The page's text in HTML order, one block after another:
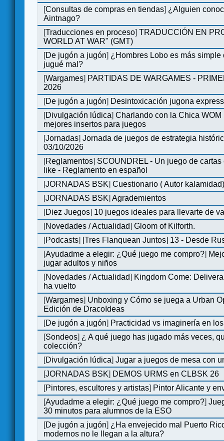
[Consultas de compras en tiendas] ¿Alguien
Aintnago?
[Traducciones en proceso]TRADUCCIÓN EN
WORLD AT WAR" (GMT)
[De jugón a jugón] ¿Hombres Lobo es más simple
jugué mal?
[Wargames] PARTIDAS DE WARGAMES -
2026
[De jugón a jugón] Desintoxicación jugona express
[Divulgación lúdica]Charlando con la Chica WOM
mejores insertos para juegos
[Jornadas]Jornada de juegos de estrategia
03/10/2026
[Reglamentos] SCOUNDREL - Un juego de
like - Reglamento en español
[JORNADAS BSK]Cuestionario ( Autor
[JORNADAS BSK]Agrademientos
[Diez Juegos] 10 juegos ideales para llevarte de
[Novedades / Actualidad]Gloom of Kilforth.
[Podcasts] [Tres Flanquean Juntos] 13 - Desde
[Ayudadme a elegir: ¿Qué juego me compro?]
jugar adultos y niños
[Novedades / Actualidad] Kingdom Come:
ha vuelto
[Wargames] Unboxing y Cómo se juega a Urban
Edición de DracoIdeas
[De jugón a jugón] Practicidad vs imaginería en
[Sondeos] ¿ A qué juego has jugado más veces,
colección?
[Divulgación lúdica]Jugar a juegos de mesa con
[JORNADAS BSK] DEMOS URMS en CLBSK 26
[Pintores, escultores y artistas] Pintor Alicante y
[Ayudadme a elegir: ¿Qué juego me compro?]
30 minutos para alumnos de la ESO
[De jugón a jugón] ¿Ha envejecido mal Puerto
modernos no le llegan a la altura?